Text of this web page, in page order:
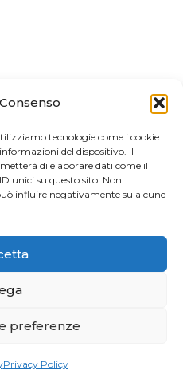
tecnologie come i cookie
del dispositivo. Il
di elaborare dati come il
unici su questo sito. Non
influire negativamente su alcune
preferenze
Privacy Policy
MODICA (RG) – P. IVA: IT
Il Brandificio
di cui all’art. 52 della L. 234/2012
informativo relativo ai contributi
129), successivamente modificata
34/2019.